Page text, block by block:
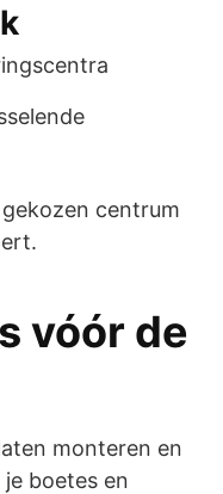
centrum
vóór de
monteren en
boetes en